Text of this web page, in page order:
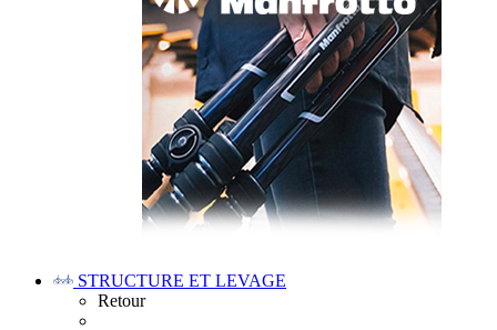
STRUCTURE ET LEVAGE
Retour